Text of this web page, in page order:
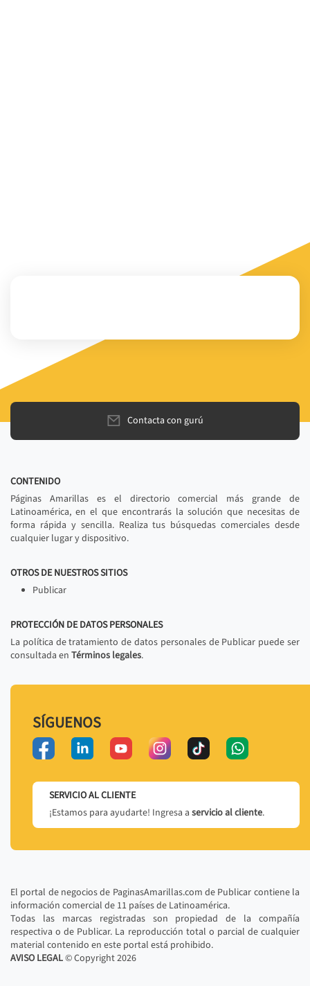
Contacta con gurú
CONTENIDO
Páginas Amarillas es el directorio comercial más grande de
Latinoamérica, en el que encontrarás la solución que necesitas de
forma rápida y sencilla. Realiza tus búsquedas comerciales desde
cualquier lugar y dispositivo.
OTROS DE NUESTROS SITIOS
Publicar
PROTECCIÓN DE DATOS PERSONALES
La política de tratamiento de datos personales de Publicar puede ser
consultada en Términos legales.
SÍGUENOS
SERVICIO AL CLIENTE
¡Estamos para ayudarte! Ingresa a servicio al cliente.
El portal de negocios de PaginasAmarillas.com de Publicar contiene la
información comercial de 11 países de Latinoamérica.
Todas las marcas registradas son propiedad de la compañía
respectiva o de Publicar. La reproducción total o parcial de cualquier
material contenido en este portal está prohibido.
AVISO LEGAL© Copyright2026